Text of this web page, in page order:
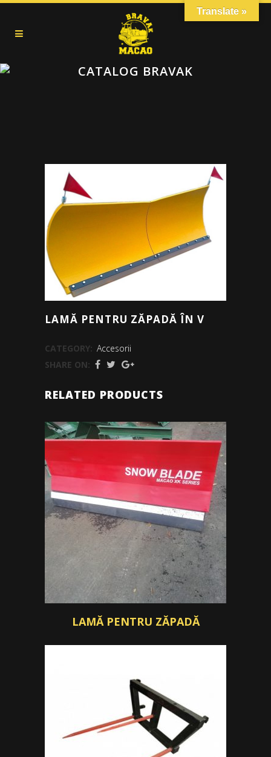
CATALOG BRAVAK
LAMĂ PENTRU ZĂPADĂ ÎN V
CATEGORY: Accesorii
SHARE ON:
RELATED PRODUCTS
LAMĂ PENTRU ZĂPADĂ
Translate »